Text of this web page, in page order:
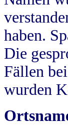
haben.
Die
Fällen
wurden